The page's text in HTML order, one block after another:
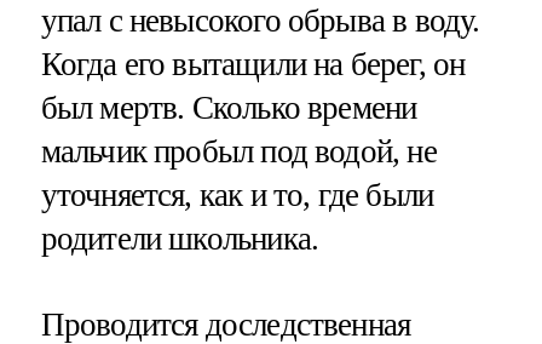
упал с невысокого обрыва в воду.
Когда его вытащили на берег, он
был мертв. Сколько времени
мальчик пробыл под водой, не
уточняется, как и то, где были
родители школьника.
Проводится доследственная